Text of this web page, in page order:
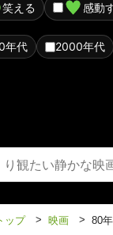
笑える 感動
年代 2000年代
ップ > 映画 > 80